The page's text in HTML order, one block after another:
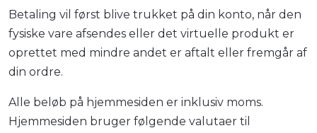
Betaling vil først blive trukket på din konto, når den
fysiske vare afsendes eller det virtuelle produkt er
oprettet med mindre andet er aftalt eller fremgår af
din ordre.
Alle beløb på hjemmesiden er inklusiv moms.
Hjemmesiden bruger følgende valutaer til